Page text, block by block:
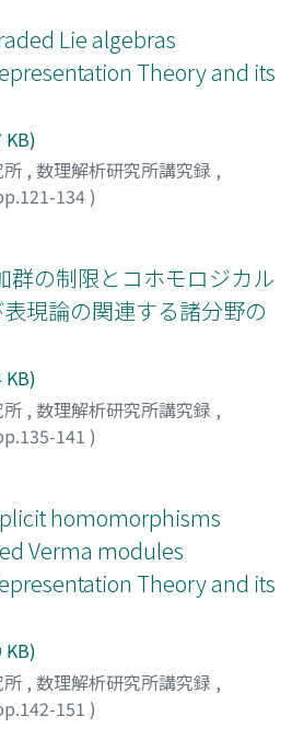
Lie algebras
Theory and its
KB)
, 数理解析研究所講究録 ,
134)
群の制限とコホモロジカル
現論の関連する諸分野の
KB)
, 数理解析研究所講究録 ,
141 )
homomorphisms
Verma modules
Theory and its
KB)
, 数理解析研究所講究録 ,
151 )